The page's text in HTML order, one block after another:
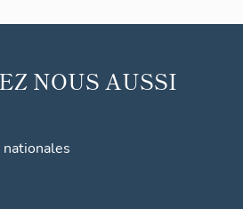
NOUS AUSSI
nationales